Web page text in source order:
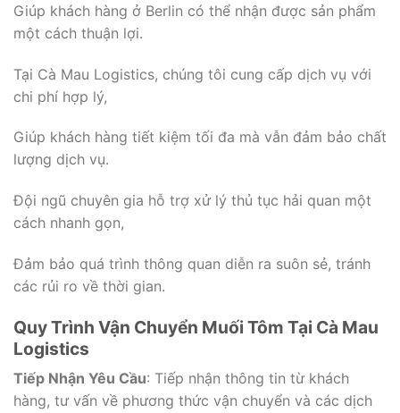
Giúp khách hàng ở Berlin có thể nhận được sản phẩm
một cách thuận lợi.
Tại Cà Mau Logistics, chúng tôi cung cấp dịch vụ với
chi phí hợp lý,
Giúp khách hàng tiết kiệm tối đa mà vẫn đảm bảo chất
lượng dịch vụ.
Đội ngũ chuyên gia hỗ trợ xử lý thủ tục hải quan một
cách nhanh gọn,
Đảm bảo quá trình thông quan diễn ra suôn sẻ, tránh
các rủi ro về thời gian.
Quy Trình Vận Chuyển Muối Tôm Tại Cà Mau
Logistics
Tiếp Nhận Yêu Cầu: Tiếp nhận thông tin từ khách
hàng, tư vấn về phương thức vận chuyển và các dịch